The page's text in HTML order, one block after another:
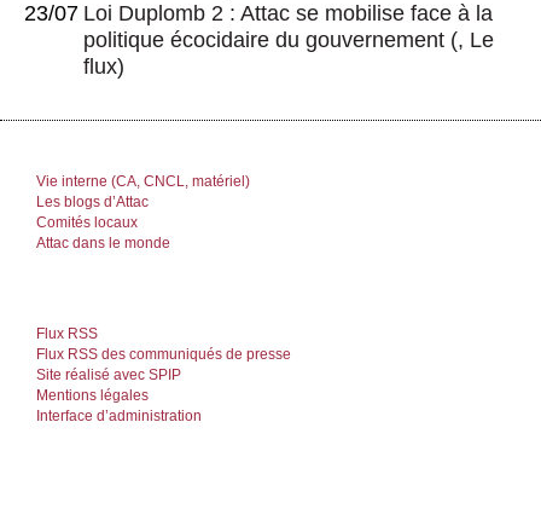
23/07 Loi Duplomb 2 : Attac se mobilise face à la
politique écocidaire du gouvernement (, Le
flux)
Vie interne (CA, CNCL, matériel)
Les blogs d’Attac
Comités locaux
Attac dans le monde
Flux RSS
Flux RSS des communiqués de presse
Site réalisé avec SPIP
Mentions légales
Interface d’administration